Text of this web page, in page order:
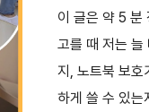
기
이 글은 약 5 분
고를 때 저는 늘
지, 노트북 보호
하게 쓸 수 있